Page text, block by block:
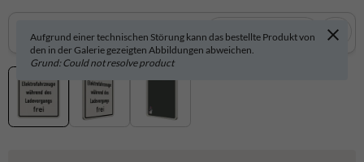
Aufgrund einer technischen Störung kann das bestellte Produkt von
den in der Galerie gezeigten Abbildungen abweichen.
Grund: Could not resolve product
In 3D anzeigen